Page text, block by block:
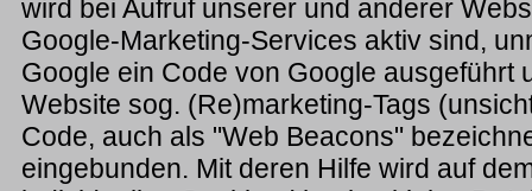
wird bei Aufruf unserer und anderer
Google-Marketing-Services aktiv sind,
Google ein Code von Google ausgeführt
Website sog. (Re)marketing-Tags
Code, auch als "Web Beacons"
eingebunden. Mit deren Hilfe wird auf